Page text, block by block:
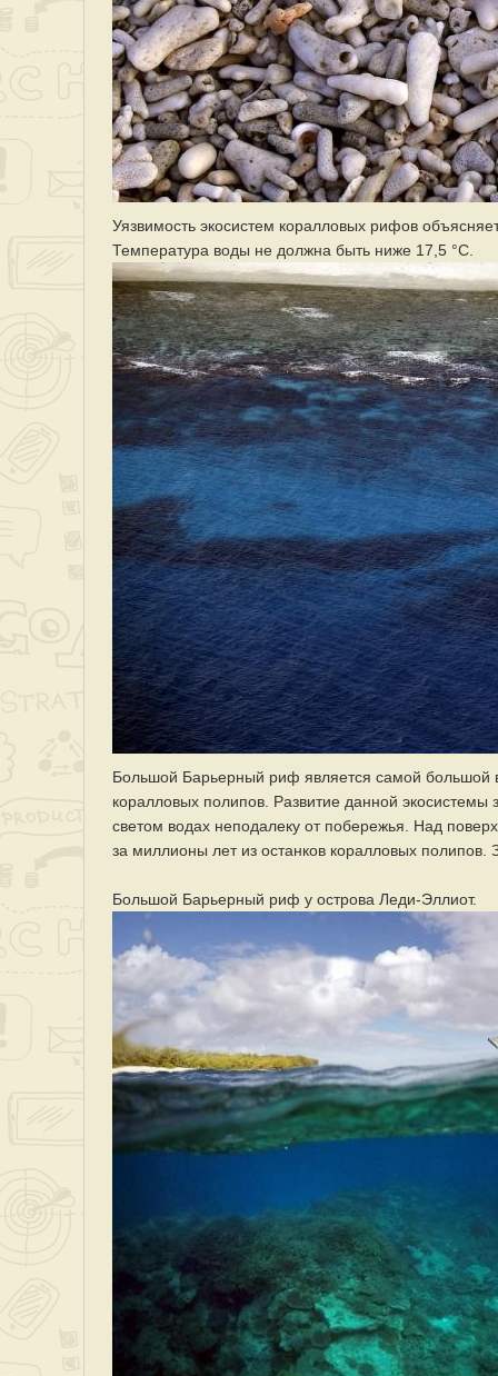
Уязвимость экосистем коралловых рифов
Температура воды не должна быть ниже 17,5 °C.
Большой Барьерный риф является самой большой
коралловых полипов. Развитие данной
светом водах неподалеку от побережья. Над
за миллионы лет из останков коралловых полипов.
Большой Барьерный риф у острова Леди-Эллиот.